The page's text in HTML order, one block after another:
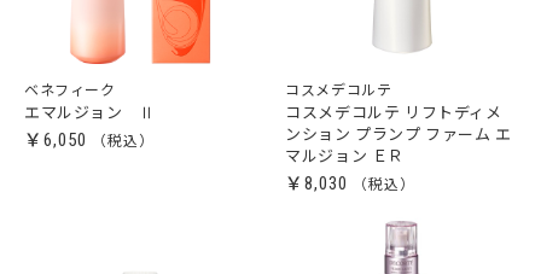
ベネフィーク
エマルジョン Ⅱ
￥6,050
コスメデコルテ
コスメデコルテ リフトディメ
ンション プランプ ファーム エ
マルジョン ＥＲ
￥8,030